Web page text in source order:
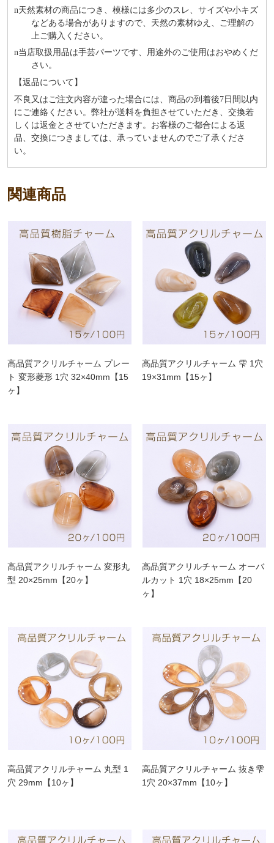
n天然素材の商品につき、模様には多少のスレ、サイズや小キズ
などある場合がありますので、天然の素材ゆえ、ご理解の
上ご購入ください。
n当店取扱用品は⼿芸パーツです、⽤途外のご使⽤はおやめくだ
さい。
【返品について】
不良又はご注文内容が違った場合には、商品の到着後7日間以内
にご連絡ください。弊社が送料を負担させていただき、交換若
しくは返金とさせていただきます。お客様のご都合による返
品、交換につきましては、承っていませんのでご了承くださ
い。
関連商品
高品質アクリルチャーム プレー
ト 変形菱形 1穴 32×40mm【15
ヶ】
高品質アクリルチャーム 雫 1穴
19×31mm【15ヶ】
高品質アクリルチャーム 変形丸
型 20×25mm【20ヶ】
高品質アクリルチャーム オーバ
ルカット 1穴 18×25mm【20
ヶ】
高品質アクリルチャーム 丸型 1
穴 29mm【10ヶ】
高品質アクリルチャーム 抜き雫
1穴 20×37mm【10ヶ】